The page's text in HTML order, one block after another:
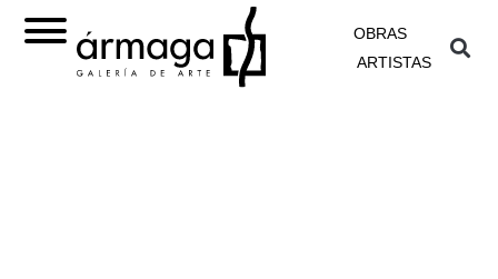
OBRAS
ARTISTAS